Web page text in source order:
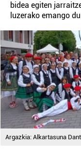
bidea egiten
luzerako emango
Argazkia: Alkartasuna